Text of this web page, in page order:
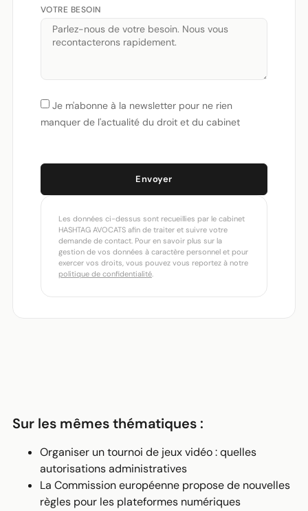
VOTRE BESOIN
Je m'abonne à la newsletter pour ne rien
manquer de l'actualité du droit et du cabinet
Envoyer
Les données ci-dessus sont recueillies par le cabinet
HASHTAG AVOCATS afin de traiter et suivre votre
demande de contact. Pour en savoir plus sur la
gestion de vos données à caractère personnel et pour
exercer vos droits, vous pouvez vous reportez à notre
politique de confidentialité.
Sur les mêmes thématiques :
Organiser un tournoi de jeux vidéo : quelles
autorisations administratives
La Commission européenne propose de nouvelles
règles pour les plateformes numériques